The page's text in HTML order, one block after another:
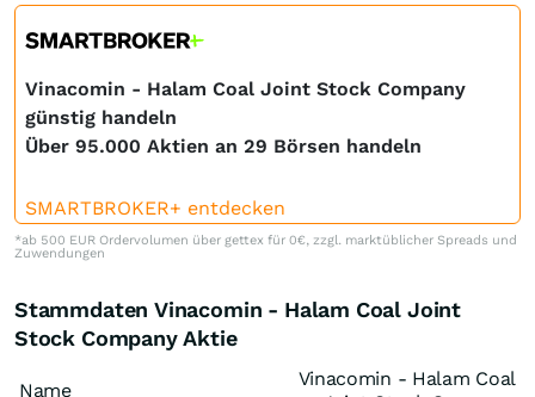
Vinacomin - Halam Coal Joint Stock Company
günstig handeln
Über 95.000 Aktien an 29 Börsen handeln
SMARTBROKER+ entdecken
*ab 500 EUR Ordervolumen über gettex für 0€, zzgl. marktüblicher Spreads und
Zuwendungen
Stammdaten Vinacomin - Halam Coal Joint
Stock Company Aktie
Name
Vinacomin - Halam Coal